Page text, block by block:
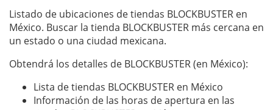
Listado de ubicaciones de tiendas BLOCKBUSTER en
México. Buscar la tienda BLOCKBUSTER más cercana en
un estado o una ciudad mexicana.
Obtendrá los detalles de BLOCKBUSTER (en México):
Lista de tiendas BLOCKBUSTER en México
Información de las horas de apertura en las